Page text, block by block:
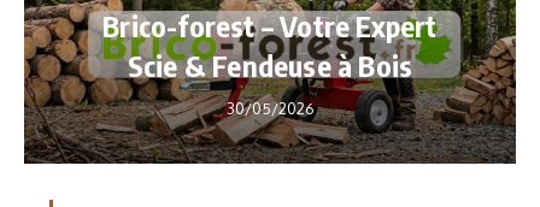
Brico-forest – Votre Expert
Scie & Fendeuse à Bois
30/05/2026